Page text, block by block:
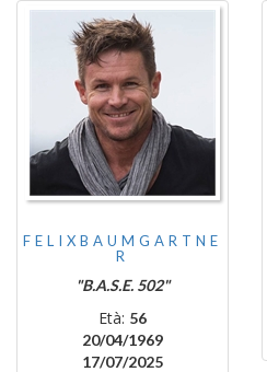
FELIXBAUMGARTNE
R
"B.A.S.E. 502"
Età: 56
20/04/1969
17/07/2025